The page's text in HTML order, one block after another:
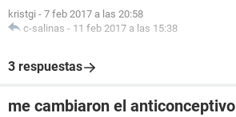
kristgi - 7 feb 2017 a las 20:58
c-salinas - 11 feb 2017 a las 15:38
3 respuestas
me cambiaron el anticonceptivo